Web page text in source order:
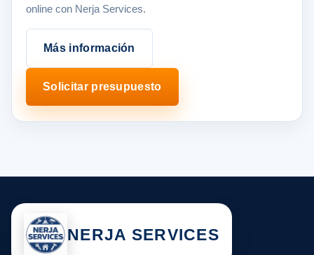
online con Nerja Services.
Más información
Solicitar presupuesto
NERJA SERVICES